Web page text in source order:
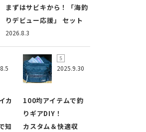
2026.8.3
まずはサビキから！「海釣
りデビュー応援」 セット
カ
知
2025.9.30
100均アイテムで釣
りギアDIY！
カスタム＆快適収